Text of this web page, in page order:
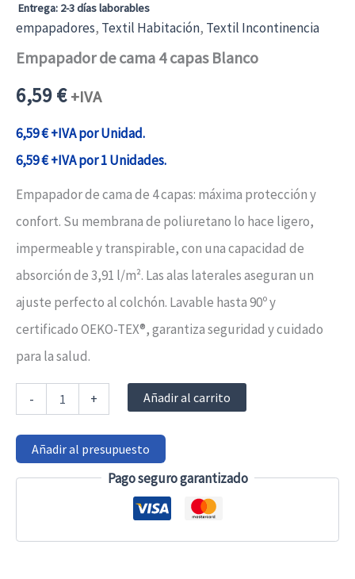
Entrega: 2-3 días laborables
empapadores, Textil Habitación, Textil Incontinencia
Empapador de cama 4 capas Blanco
6,59€ +IVA
6,59€+IVA por Unidad.
6,59€+IVA por 1 Unidades.
Empapador de cama de 4 capas: máxima protección y
confort. Su membrana de poliuretano lo hace ligero,
impermeable y transpirable, con una capacidad de
absorción de 3,91 l/m². Las alas laterales aseguran un
ajuste perfecto al colchón. Lavable hasta 90º y
certificado OEKO-TEX®, garantiza seguridad y cuidado
para la salud.
-
4
capas
+ Añadir al carrito
Añadir al presupuesto
Pago seguro garantizado